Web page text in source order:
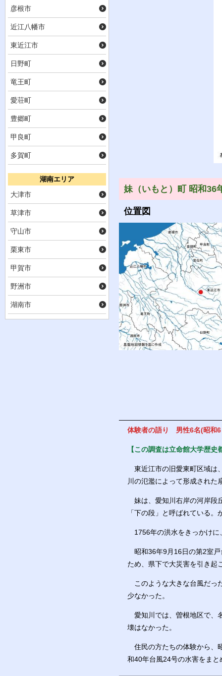
彦根市
近江八幡市
東近江市
日野町
竜王町
愛荘町
豊郷町
甲良町
多賀町
湖南エリア
大津市
草津市
守山市
栗東市
甲賀市
野洲市
湖南市
妹（いもと）町 昭和36
位置図
体験者の語り 男性6名(昭和6
【この調査は立命館大学歴
東近江市の旧愛東町区域は
川の氾濫によって形成された
妹は、愛知川右岸の河岸段
「下の段」と呼ばれている
1756年の洪水をきっかけに
昭和36年9月16日の第2室戸
ため、県下で大災害を引き起
このような大きな台風だっ
少なかった。
愛知川では、曽根地区で、
壊はなかった。
住民の方たちの体験から、
和40年台風24号の水害をまと